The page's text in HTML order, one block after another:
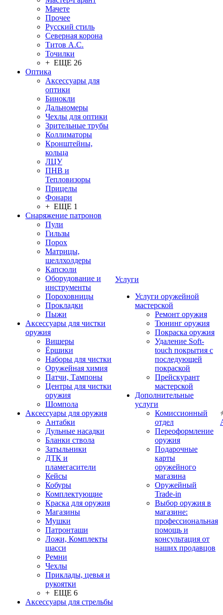
Мачете
Прочее
Русский стиль
Северная корона
Титов А.С.
Точилки
+ ЕЩЕ 26
Оптика
Аксессуары для
оптики
Бинокли
Дальномеры
Чехлы для оптики
Зрительные трубы
Коллиматоры
Кронштейны,
кольца
ЛЦУ
ПНВ и
Тепловизоры
Прицелы
Фонари
+ ЕЩЕ 1
Снаряжение патронов
Пули
Гильзы
Порох
Матрицы,
шеллхолдеры
Капсюли
Оборудование и
инструменты
Пороховницы
Прокладки
Пыжи
Аксессуары для чистки
оружия
Вишеры
Ёршики
Наборы для чистки
Оружейная химия
Патчи, Тампоны
Центры для чистки
оружия
Шомпола
Аксессуары для оружия
Антабки
Дульные насадки
Бланки ствола
Затыльники
ДТК и
пламегасители
Кейсы
Кобуры
Комплектующие
Краска для оружия
Магазины
Мушки
Патронташи
Ложи, Комплекты
шасси
Ремни
Чехлы
Приклады, цевья и
рукоятки
+ ЕЩЕ 6
Аксессуары для стрельбы
Услуги
Услуги оружейной
мастерской
Ремонт оружия
Тюнинг оружия
Покраска оружия
Удаление Soft-
touch покрытия с
последующей
покраской
Прейскурант
мастерской
Дополнительные
услуги
Комиссионный
отдел
Переоформление
оружия
Подарочные
карты
оружейного
магазина
Оружейный
Trade-in
Выбор оружия в
магазине:
профессиональная
помощь и
консультация от
наших продавцов